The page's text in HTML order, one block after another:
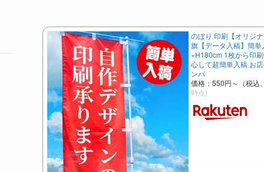
のぼり 印刷【オリジ
旗【データ入稿】簡
×H180cm 1枚から印
心して超簡単入稿 お
ンパ
価格：550円～（税込
時点)